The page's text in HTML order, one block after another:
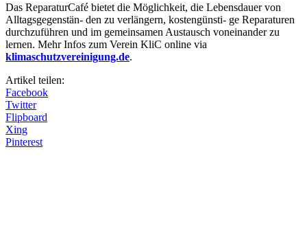
Das ReparaturCafé bietet die Möglichkeit, die Lebensdauer von
Alltagsgegenstän- den zu verlängern, kostengünsti- ge Reparaturen
durchzuführen und im gemeinsamen Austausch voneinander zu
lernen. Mehr Infos zum Verein KliC online via
klimaschutzvereinigung.de.
Artikel teilen:
Facebook
Twitter
Flipboard
Xing
Pinterest